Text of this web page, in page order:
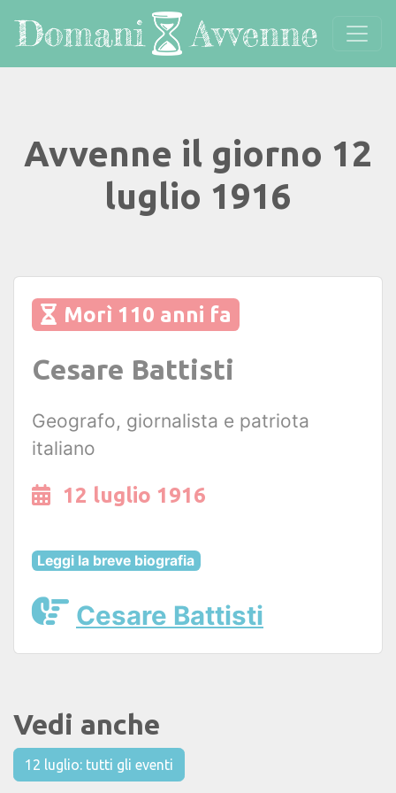
Avvenne il giorno 12
luglio 1916
Morì 110 anni fa
Cesare Battisti
Geografo, giornalista e patriota
italiano
12 luglio 1916
Leggi la breve biografia
Cesare Battisti
Vedi anche
12 luglio: tutti gli eventi